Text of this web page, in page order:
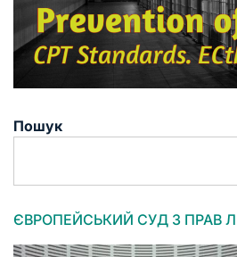
Пошук
ЄВРОПЕЙСЬКИЙ СУД З ПРАВ